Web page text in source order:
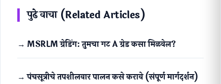
पुढे वाचा (Related Articles)
→ MSRLM ग्रेडिंग: तुमचा गट A ग्रेड कसा मिळवेल?
→ पंचसूत्रीचे तपशीलवार पालन कसे करावे (संपूर्ण मार्गदर्शन)